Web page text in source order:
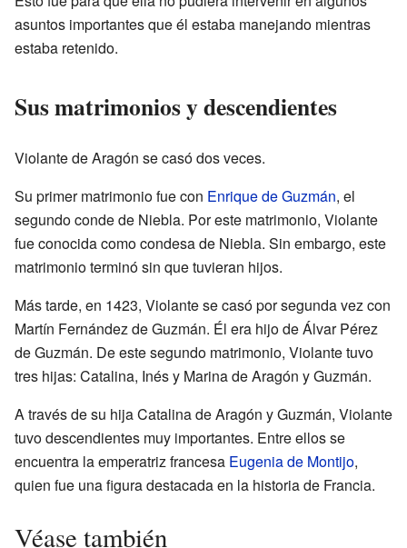
asuntos importantes que él estaba manejando mientras
estaba retenido.
Sus matrimonios y descendientes
Violante de Aragón se casó dos veces.
Su primer matrimonio fue con Enrique de Guzmán, el
segundo conde de Niebla. Por este matrimonio, Violante
fue conocida como condesa de Niebla. Sin embargo, este
matrimonio terminó sin que tuvieran hijos.
Más tarde, en 1423, Violante se casó por segunda vez con
Martín Fernández de Guzmán. Él era hijo de Álvar Pérez
de Guzmán. De este segundo matrimonio, Violante tuvo
tres hijas: Catalina, Inés y Marina de Aragón y Guzmán.
A través de su hija Catalina de Aragón y Guzmán, Violante
tuvo descendientes muy importantes. Entre ellos se
encuentra la emperatriz francesa Eugenia de Montijo,
quien fue una figura destacada en la historia de Francia.
Véase también